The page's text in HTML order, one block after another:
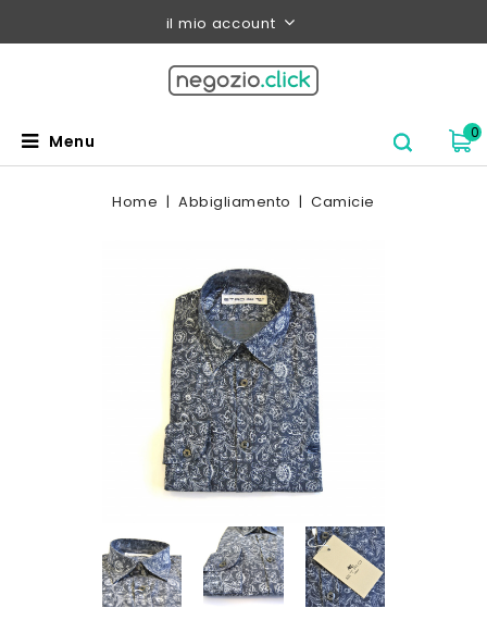
il mio account
0
Menu
Home Abbigliamento Camicie